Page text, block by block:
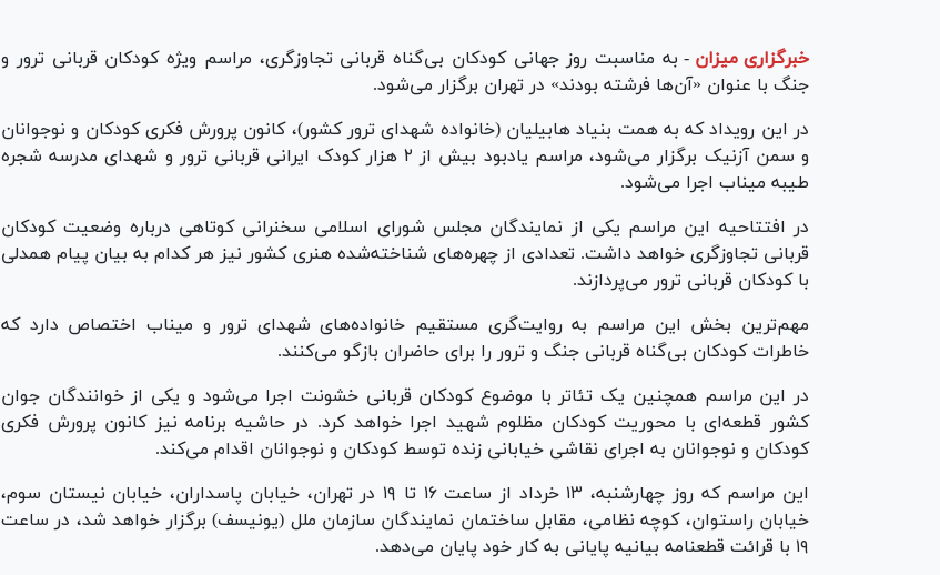
خبرگزاری میزان - به مناسبت روز جهانی کودکان بی‌گناه قربانی تجاوزگری، مراسم ویژه کودکان قربانی ترور و
جنگ با عنوان «آن‌ها فرشته بودند» در تهران برگزار می‌شود.
در این رویداد که به همت بنیاد هابیلیان (خانواده شهدای ترور کشور)، کانون پرورش فکری کودکان و نوجوانان
و سمن آزنیک برگزار می‌شود، مراسم یادبود بیش از ۲ هزار کودک ایرانی قربانی ترور و شهدای مدرسه شجره
طیبه میناب اجرا می‌شود.
در افتتاحیه این مراسم یکی از نمایندگان مجلس شورای اسلامی سخنرانی کوتاهی درباره وضعیت کودکان
قربانی تجاوزگری خواهد داشت. تعدادی از چهره‌های شناخته‌شده هنری کشور نیز هر کدام به بیان پیام همدلی
با کودکان قربانی ترور می‌پردازند.
مهم‌ترین بخش این مراسم به روایت‌گری مستقیم خانواده‌های شهدای ترور و میناب اختصاص دارد که
خاطرات کودکان بی‌گناه قربانی جنگ و ترور را برای حاضران بازگو می‌کنند.
در این مراسم همچنین یک تئاتر با موضوع کودکان قربانی خشونت اجرا می‌شود و یکی از خوانندگان جوان
کشور قطعه‌ای با محوریت کودکان مظلوم شهید اجرا خواهد کرد. در حاشیه برنامه نیز کانون پرورش فکری
کودکان و نوجوانان به اجرای نقاشی خیابانی زنده توسط کودکان و نوجوانان اقدام می‌کند.
این مراسم که روز چهارشنبه، ۱۳ خرداد از ساعت ۱۶ تا ۱۹ در تهران، خیابان پاسداران، خیابان نیستان سوم،
خیابان راستوان، کوچه نظامی، مقابل ساختمان نمایندگان سازمان ملل (یونیسف) برگزار خواهد شد، در ساعت
۱۹ با قرائت قطعنامه بیانیه پایانی به کار خود پایان می‌دهد.